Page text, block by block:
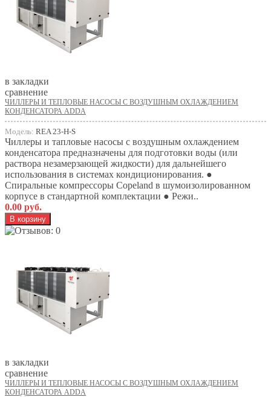
в закладки
сравнение
ЧИЛЛЕРЫ И ТЕПЛОВЫЕ НАСОСЫ С ВОЗДУШНЫМ ОХЛАЖДЕНИЕМ
КОНДЕНСАТОРА ADDA
Модель: REA 23-H-S
Чиллеры и тапловые насосы с воздушным охлаждением
конденсатора предназначены для подготовки воды (или
раствора незамерзающей жидкости) для дальнейшего
использования в системах кондиционирования. ●
Спиральные компрессоры Copeland в шумоизолированном
корпусе в стандартной комплектации ● Режи..
0.00 руб.
в закладки
сравнение
ЧИЛЛЕРЫ И ТЕПЛОВЫЕ НАСОСЫ С ВОЗДУШНЫМ ОХЛАЖДЕНИЕМ
КОНДЕНСАТОРА ADDA